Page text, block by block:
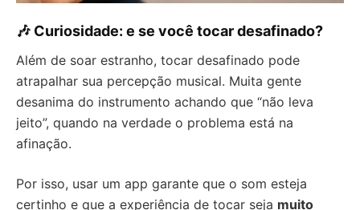
🎶 Curiosidade: e se você tocar desafinado?
Além de soar estranho, tocar desafinado pode
atrapalhar sua percepção musical. Muita gente
desanima do instrumento achando que “não leva
jeito”, quando na verdade o problema está na
afinação.
Por isso, usar um app garante que o som esteja
certinho e que a experiência de tocar seja muito